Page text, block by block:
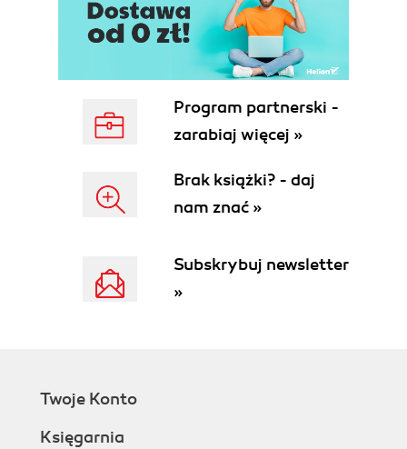
Program partnerski -
zarabiaj więcej »
Brak książki? - daj
nam znać »
Subskrybuj newsletter
»
Twoje Konto
Księgarnia